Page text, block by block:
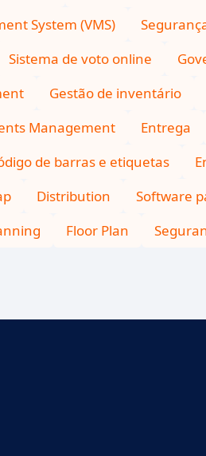
System (VMS)
Sistema de voto online
Gestão de inventário
Management Entrega
de barras e etiquetas
Distribution Software
Floor Plan